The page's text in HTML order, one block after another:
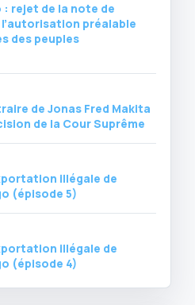
rejet de la note de
l’autorisation préalable
des peuples
de Jonas Fred Makita
de la Cour Suprême
illégale de
(épisode 5)
illégale de
(épisode 4)